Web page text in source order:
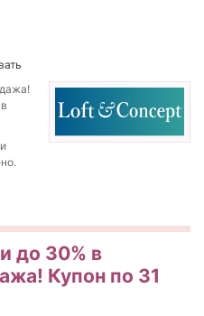
до 30% в
Купон по 31